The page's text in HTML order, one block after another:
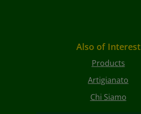
Also of Interest
Products
Artigianato
Chi Siamo